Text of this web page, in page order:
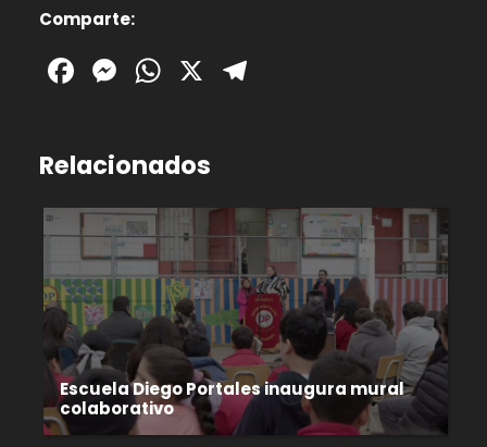
Comparte:
Facebook
Messenger
WhatsApp
X
Relacionados
Escuela Diego Portales inaugura mural
colaborativo